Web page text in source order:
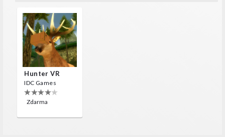
Hunter VR
IDC Games
Zdarma